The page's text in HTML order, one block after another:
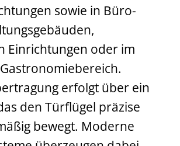
sowie in Büro-
Einrichtungen oder im
erfolgt über ein
den Türflügel präzise
bewegt. Moderne